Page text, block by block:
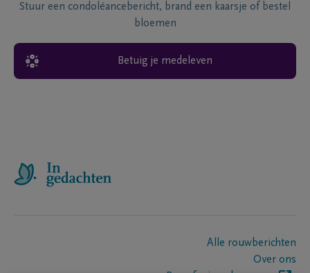
Stuur een condoléancebericht, brand een kaarsje of bestel
bloemen
Betuig je medeleven
Alle rouwberichten
Over ons